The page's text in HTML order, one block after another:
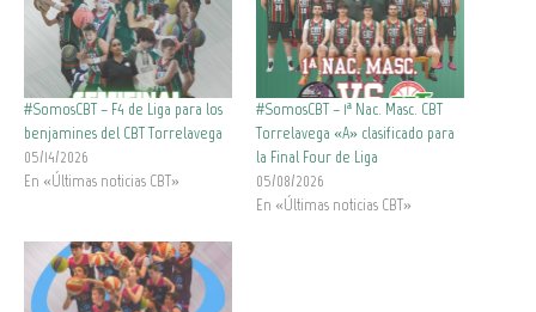
#SomosCBT – F4 de Liga para los
benjamines del CBT Torrelavega
05/14/2026
En «Últimas noticias CBT»
#SomosCBT – 1ª Nac. Masc. CBT
Torrelavega «A» clasificado para
la Final Four de Liga
05/08/2026
En «Últimas noticias CBT»